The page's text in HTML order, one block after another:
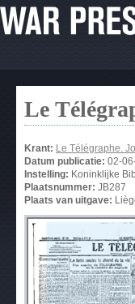
Le
Krant: Le Télégraphe.
Datum publicatie: 02-
Instelling: Koninklijke
Plaatsnummer: JB287
Plaats van uitgave: